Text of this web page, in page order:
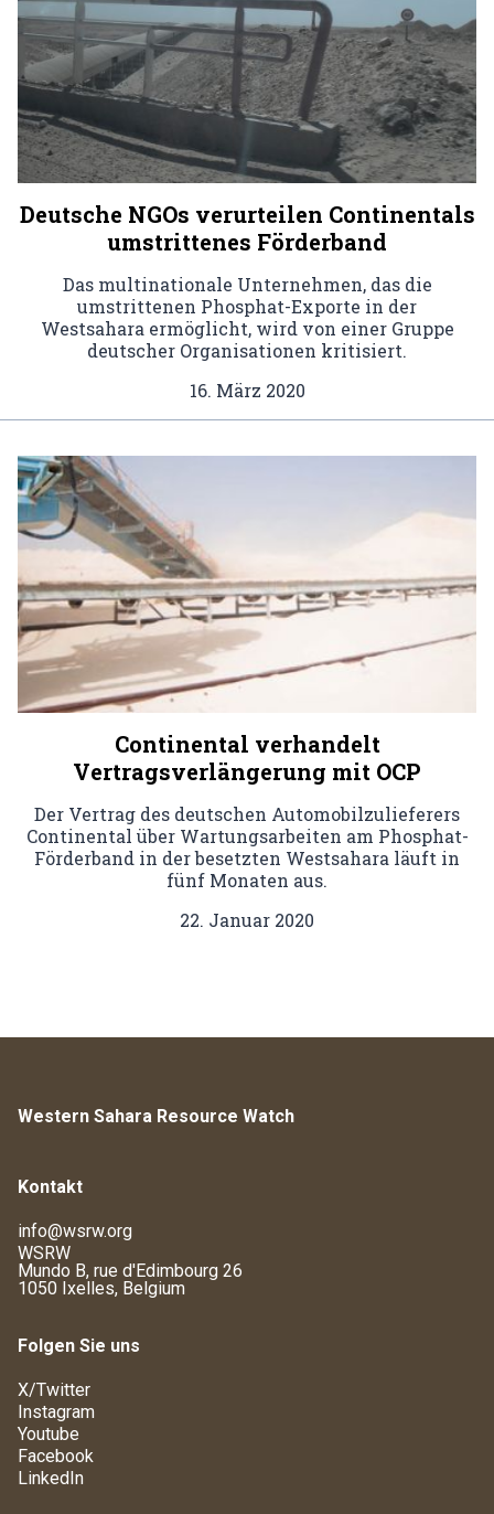
Deutsche NGOs verurteilen Continentals
umstrittenes Förderband
Das multinationale Unternehmen, das die
umstrittenen Phosphat-Exporte in der
Westsahara ermöglicht, wird von einer Gruppe
deutscher Organisationen kritisiert.
16. März 2020
Continental verhandelt
Vertragsverlängerung mit OCP
Der Vertrag des deutschen Automobilzulieferers
Continental über Wartungsarbeiten am Phosphat-
Förderband in der besetzten Westsahara läuft in
fünf Monaten aus.
22. Januar 2020
Western Sahara Resource Watch
Kontakt
info@wsrw.org
WSRW
Mundo B, rue d'Edimbourg 26
1050 Ixelles, Belgium
Folgen Sie uns
X/Twitter
Instagram
Youtube
Facebook
LinkedIn